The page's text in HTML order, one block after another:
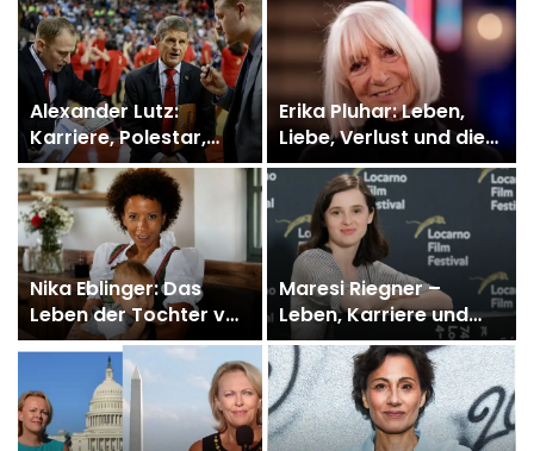
Alexander Lutz:
Karriere, Polestar,
Condor und München
verständlich erklärt
Erika Pluhar: Leben,
Liebe, Verlust und die
Kunst einer
österreichischen
Legende
Nika Eblinger: Das
Leben der Tochter von
Arabella Kiesbauer
und Florens Eblinger
Maresi Riegner –
Leben, Karriere und
alle wichtigen Infos zur
österreichischen
Schauspielerin